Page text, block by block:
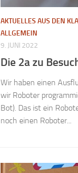
AKTUELLES AUS DEN
ALLGEMEIN
9. JUNI 2022
Die 2a zu
Wir haben einen
wir Roboter
Bot). Das ist ein
noch einen Roboter...